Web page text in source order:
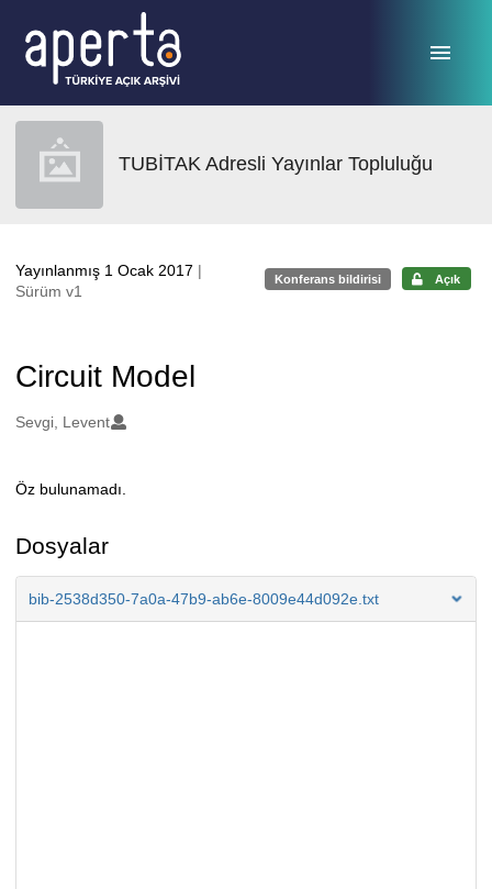
TUBİTAK Adresli Yayınlar Topluluğu
Yayınlanmış 1 Ocak 2017 |
Sürüm v1
Konferans bildirisi Açık
Circuit Model
Oluşturanlar
Sevgi, Levent
Açıklama
Öz bulunamadı.
Dosyalar
bib-2538d350-7a0a-47b9-ab6e-8009e44d092e.txt